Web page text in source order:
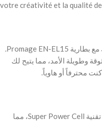
votre créativité et la qualité
‫- ضاعف قدرات كاميرا Nikon الخاصة بك مع بطارية Promage EN-EL15.
وطويلة الأمد، مما يتيح لك
محترفاً أو هاوياً.
‫- تتميز البطارية بكثافة طاقة عالية بفضل تقنية Super Power Cell، مما